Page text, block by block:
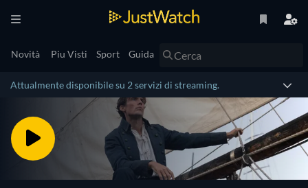
Novità Piu Visti Sport Guida
Attualmente disponibile su 2 servizi di streaming.